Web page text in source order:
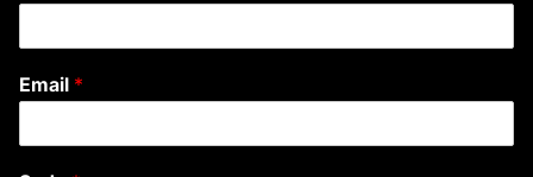
Email *